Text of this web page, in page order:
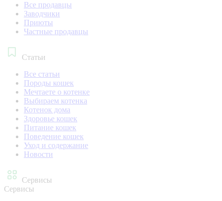
Все продавцы
Заводчики
Приюты
Частные продавцы
Статьи
Все статьи
Породы кошек
Мечтаете о котенке
Выбираем котенка
Котенок дома
Здоровье кошек
Питание кошек
Поведение кошек
Уход и содержание
Новости
Сервисы
Сервисы